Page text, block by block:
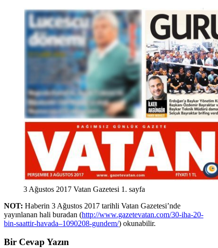
3 Ağustos 2017 Vatan Gazetesi 1. sayfa
NOT: Haberin 3 Ağustos 2017 tarihli Vatan Gazetesi’nde
yayınlanan hali buradan (http://www.gazetevatan.com/30-iha-20-
bin-saattir-havada–1090208-gundem/) okunabilir.
Bir Cevap Yazın